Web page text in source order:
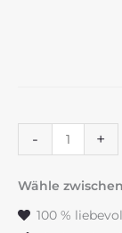
-
Gastgeschenke
"Blütenhexagon"
brombeer
+
Wähle
100 %